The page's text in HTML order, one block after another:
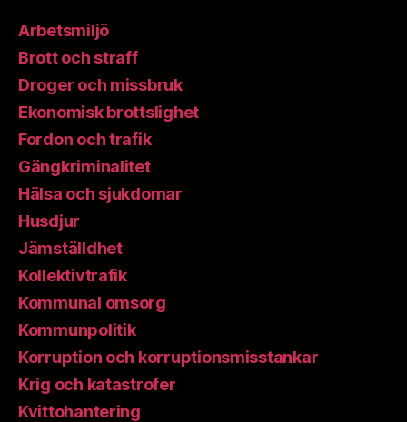
Arbetsmiljö
Brott och straff
Droger och missbruk
Ekonomisk brottslighet
Fordon och trafik
Gängkriminalitet
Hälsa och sjukdomar
Husdjur
Jämställdhet
Kollektivtrafik
Kommunal omsorg
Kommunpolitik
Korruption och korruptionsmisstankar
Krig och katastrofer
Kvittohantering